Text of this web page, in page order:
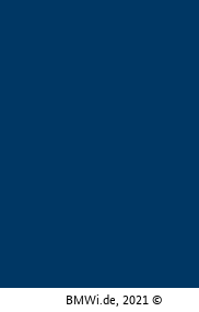
BMWi.de, 2021 ©